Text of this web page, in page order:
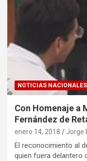
NOTICIAS NACIONALES
Con Homenaje a
Fernández de
enero 14, 2018 Jorge
El reconocimiento al
quien fuera delantero